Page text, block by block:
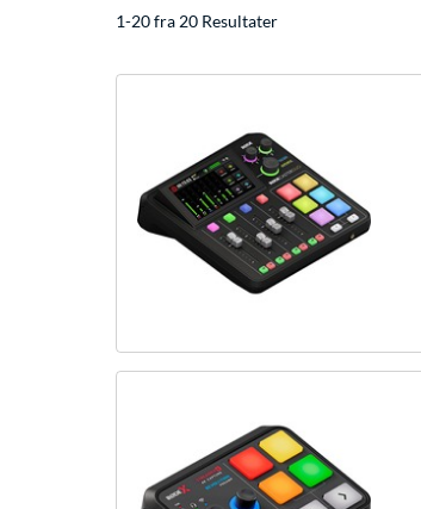
1-20 fra 20 Resultater